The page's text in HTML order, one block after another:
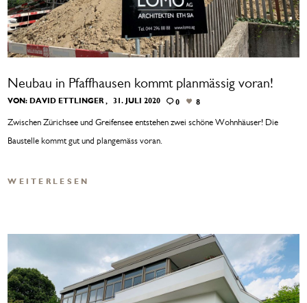
Neubau in Pfaffhausen kommt planmässig voran!
VON: DAVID ETTLINGER 31. JULI 2020 0 8
Zwischen Zürichsee und Greifensee entstehen zwei schöne Wohnhäuser! Die
Baustelle kommt gut und plangemäss voran.
WEITERLESEN